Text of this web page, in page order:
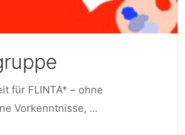
für FLINTA* – ohne
Vorkenntnisse, ...